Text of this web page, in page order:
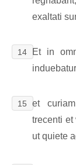
exaltati
14
Et in
15
et
trecenti et
ut quiete